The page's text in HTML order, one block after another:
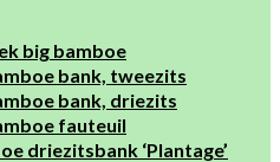
big bamboe
bank, tweezits
bank, driezits
fauteuil
driezitsbank ‘Plantage’